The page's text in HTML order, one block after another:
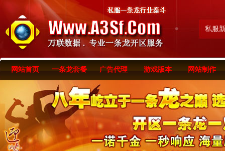
私服
网站首页 一条龙套餐 广告代理 游戏版本 网站制作